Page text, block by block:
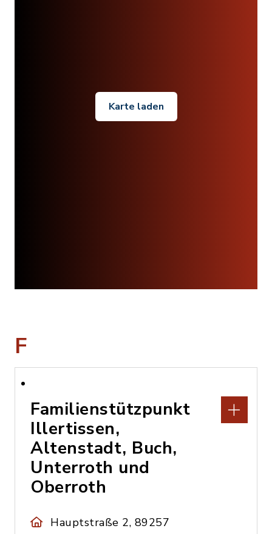
Karte laden
F
Familienstützpunkt
Illertissen,
Altenstadt, Buch,
Unterroth und
Oberroth
Hauptstraße 2, 89257